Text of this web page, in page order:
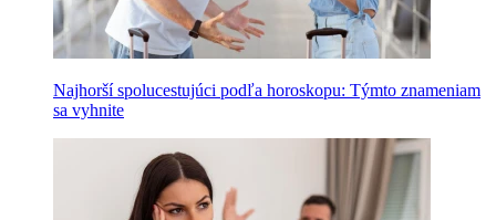
Najhorší spolucestujúci podľa horoskopu: Týmto znameniam
sa vyhnite